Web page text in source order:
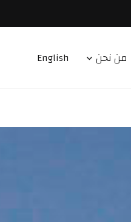
من نحن English